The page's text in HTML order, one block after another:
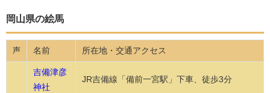
岡山県の絵馬
声 名前 所在地・交通アクセス
吉備津彦
神社
JR吉備線「備前一宮駅」下車、徒歩3分